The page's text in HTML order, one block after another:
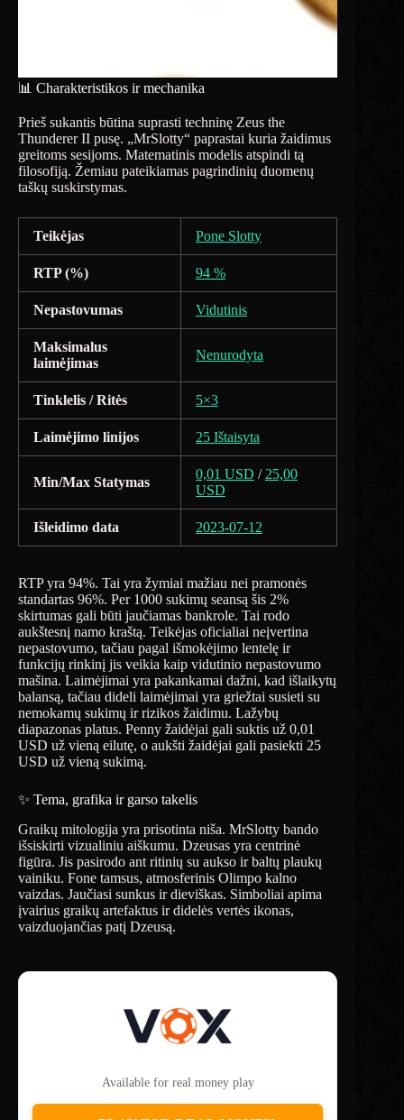
📊 Charakteristikos ir mechanika
Prieš sukantis būtina suprasti techninę Zeus the
Thunderer II pusę. „MrSlotty“ paprastai kuria žaidimus
greitoms sesijoms. Matematinis modelis atspindi tą
filosofiją. Žemiau pateikiamas pagrindinių duomenų
taškų suskirstymas.
Teikėjas Pone Slotty
RTP (%) 94 %
Nepastovumas Vidutinis
Maksimalus
laimėjimas
Nenurodyta
Tinklelis / Ritės 5×3
Laimėjimo linijos 25 Ištaisyta
Min/Max Statymas
0,01 USD / 25,00
USD
Išleidimo data 2023-07-12
RTP yra 94%. Tai yra žymiai mažiau nei pramonės
standartas 96%. Per 1000 sukimų seansą šis 2%
skirtumas gali būti jaučiamas bankrole. Tai rodo
aukštesnį namo kraštą. Teikėjas oficialiai neįvertina
nepastovumo, tačiau pagal išmokėjimo lentelę ir
funkcijų rinkinį jis veikia kaip vidutinio nepastovumo
mašina. Laimėjimai yra pakankamai dažni, kad išlaikytų
balansą, tačiau dideli laimėjimai yra griežtai susieti su
nemokamų sukimų ir rizikos žaidimu. Lažybų
diapazonas platus. Penny žaidėjai gali suktis už 0,01
USD už vieną eilutę, o aukšti žaidėjai gali pasiekti 25
USD už vieną sukimą.
✨ Tema, grafika ir garso takelis
Graikų mitologija yra prisotinta niša. MrSlotty bando
išsiskirti vizualiniu aiškumu. Dzeusas yra centrinė
figūra. Jis pasirodo ant ritinių su aukso ir baltų plaukų
vainiku. Fone tamsus, atmosferinis Olimpo kalno
vaizdas. Jaučiasi sunkus ir dieviškas. Simboliai apima
įvairius graikų artefaktus ir didelės vertės ikonas,
vaizduojančias patį Dzeusą.
Available for real money play